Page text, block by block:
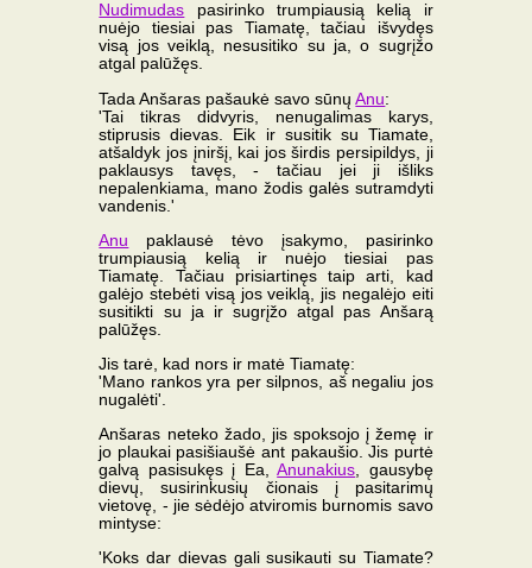
Nudimudas pasirinko trumpiausią kelią ir
nuėjo tiesiai pas Tiamatę, tačiau išvydęs
visą jos veiklą, nesusitiko su ja, o sugrįžo
atgal palūžęs.
Tada Anšaras pašaukė savo sūnųAnu:
'Tai tikras didvyris, nenugalimas karys,
stiprusis dievas. Eik ir susitik su Tiamate,
atšaldyk jos įniršį, kai jos širdis persipildys, ji
paklausys tavęs, - tačiau jei ji išliks
nepalenkiama, mano žodis galės sutramdyti
vandenis.'
Anu paklausė tėvo įsakymo, pasirinko
trumpiausią kelią ir nuėjo tiesiai pas
Tiamatę. Tačiau prisiartinęs taip arti, kad
galėjo stebėti visą jos veiklą, jis negalėjo eiti
susitikti su ja ir sugrįžo atgal pas Anšarą
palūžęs.
Jis tarė, kad nors ir matė Tiamatę:
'Mano rankos yra per silpnos, aš negaliu jos
nugalėti'.
Anšaras neteko žado, jis spoksojo į žemę ir
jo plaukai pasišiaušė ant pakaušio. Jis purtė
galvą pasisukęs į Ea,Anunakius , gausybę
dievų, susirinkusių čionais į pasitarimų
vietovę, - jie sėdėjo atviromis burnomis savo
mintyse:
'Koks dar dievas gali susikauti su Tiamate?